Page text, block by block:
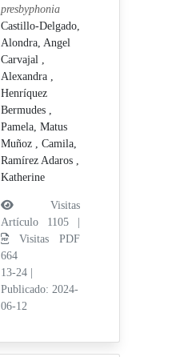
presbyphonia
Castillo-Delgado,
Alondra, Angel
Carvajal ,
Alexandra ,
Henríquez
Bermudes ,
Pamela, Matus
Muñoz , Camila,
Ramírez Adaros ,
Katherine
Visitas
Artículo 1105 |
Visitas PDF
664
13-24
Publicado: 2024-
06-12